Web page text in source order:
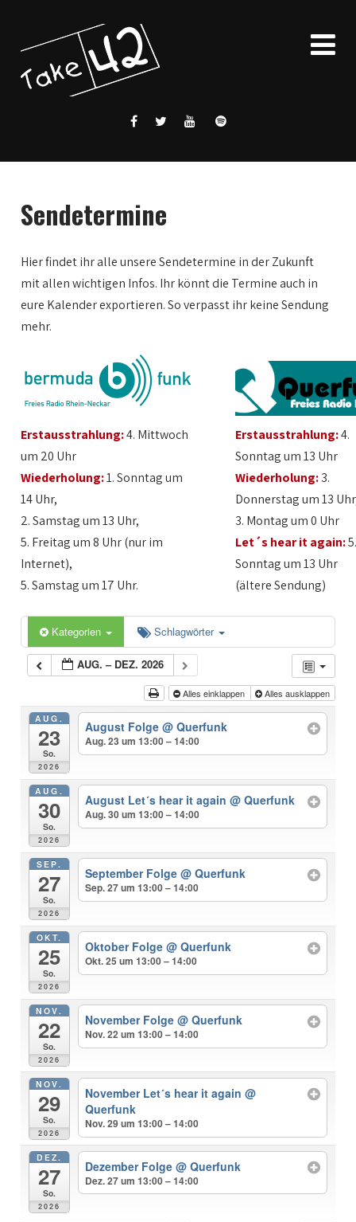
Sendetermine
Hier findet ihr alle unsere Sendetermine in der Zukunft
mit allen wichtigen Infos. Ihr könnt die Termine auch in
eure Kalender exportieren. So verpasst ihr keine Sendung
mehr.
Erstausstrahlung:4. Mittwoch
um 20 Uhr
Wiederholung:1. Sonntag um
14 Uhr,
2. Samstag um 13 Uhr,
5. Freitag um 8 Uhr (nur im
Internet),
5. Samstag um 17 Uhr.
Erstausstrahlung:4.
Sonntag um 13 Uhr
Wiederholung:3.
Donnerstag um 13
3. Montag um 0 Uhr
Let´s hear it again:
Sonntag um 13 Uhr
(ältere Sendung)
Kategorien Schlagwörter
AUG. – DEZ. 2026
Alles einklappen Alles ausklappen
AUG.
23
So.
2026
August Folge @ Querfunk
Aug. 23 um 13:00 – 14:00
AUG.
30
So.
2026
August Let´s hear it again @ Querfunk
Aug. 30 um 13:00 – 14:00
SEP.
27
So.
2026
September Folge @ Querfunk
Sep. 27 um 13:00 – 14:00
OKT.
25
So.
2026
Oktober Folge @ Querfunk
Okt. 25 um 13:00 – 14:00
NOV.
22
So.
2026
November Folge @ Querfunk
Nov. 22 um 13:00 – 14:00
NOV.
29
So.
2026
November Let´s hear it again @
Querfunk
Nov. 29 um 13:00 – 14:00
DEZ.
27
So.
2026
Dezember Folge @ Querfunk
Dez. 27 um 13:00 – 14:00